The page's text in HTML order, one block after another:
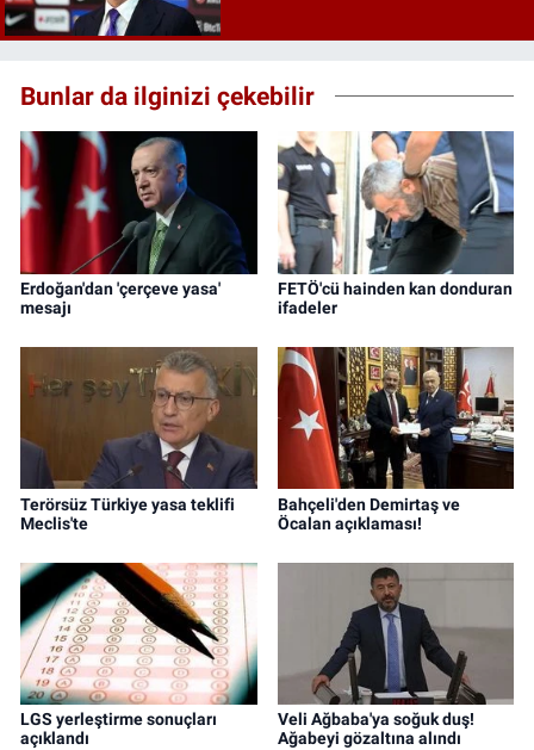
Bunlar da ilginizi çekebilir
Erdoğan'dan 'çerçeve yasa'
mesajı
FETÖ'cü hainden kan donduran
ifadeler
Terörsüz Türkiye yasa teklifi
Meclis'te
Bahçeli'den Demirtaş ve
Öcalan açıklaması!
LGS yerleştirme sonuçları
açıklandı
Veli Ağbaba'ya soğuk duş!
Ağabeyi gözaltına alındı